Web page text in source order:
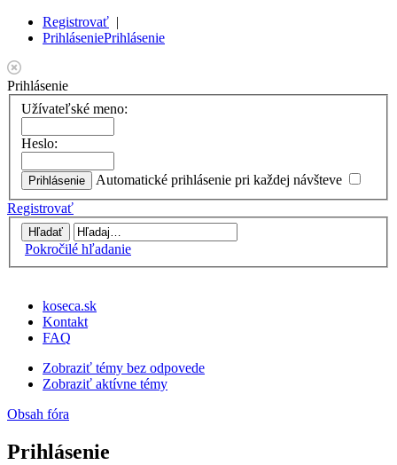
Registrovať |
PrihláseniePrihlásenie
Prihlásenie
Užívateľské meno:
Heslo:
Automatické prihlásenie pri každej návšteve
Registrovať
Pokročilé hľadanie
koseca.sk
Kontakt
FAQ
Zobraziť témy bez odpovede
Zobraziť aktívne témy
Obsah fóra
Prihlásenie